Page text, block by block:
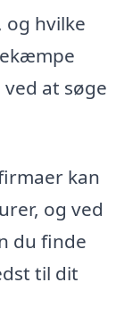
hvilke
at søge
kan
og ved
du finde
til dit